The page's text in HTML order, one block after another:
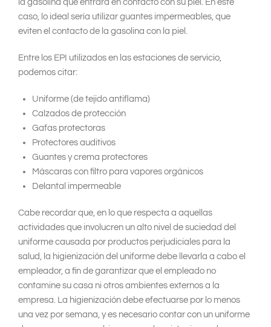
la gasolina que entrará en contacto con su piel. En este
caso, lo ideal sería utilizar guantes impermeables, que
eviten el contacto de la gasolina con la piel.
Entre los EPI utilizados en las estaciones de servicio,
podemos citar:
Uniforme (de tejido antiflama)
Calzados de protección
Gafas protectoras
Protectores auditivos
Guantes y crema protectores
Máscaras con filtro para vapores orgánicos
Delantal impermeable
Cabe recordar que, en lo que respecta a aquellas
actividades que involucren un alto nivel de suciedad del
uniforme causada por productos perjudiciales para la
salud, la higienización del uniforme debe llevarla a cabo el
empleador, a fin de garantizar que el empleado no
contamine su casa ni otros ambientes externos a la
empresa. La higienización debe efectuarse por lo menos
una vez por semana, y es necesario contar con un uniforme